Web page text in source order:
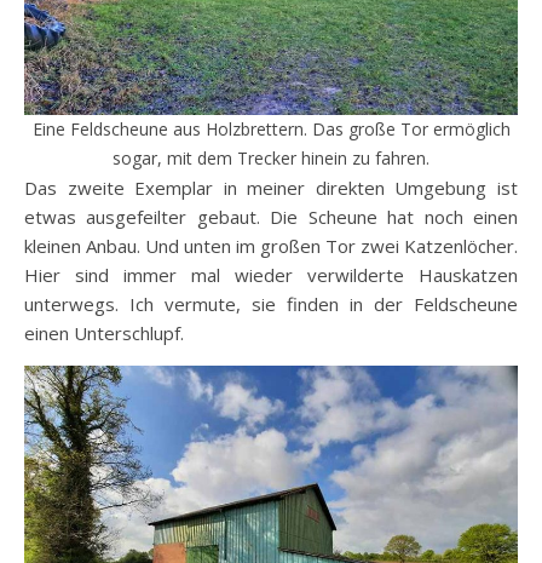
Eine Feldscheune aus Holzbrettern. Das große Tor ermöglich
sogar, mit dem Trecker hinein zu fahren.
Das zweite Exemplar in meiner direkten Umgebung ist
etwas ausgefeilter gebaut. Die Scheune hat noch einen
kleinen Anbau. Und unten im großen Tor zwei Katzenlöcher.
Hier sind immer mal wieder verwilderte Hauskatzen
unterwegs. Ich vermute, sie finden in der Feldscheune
einen Unterschlupf.